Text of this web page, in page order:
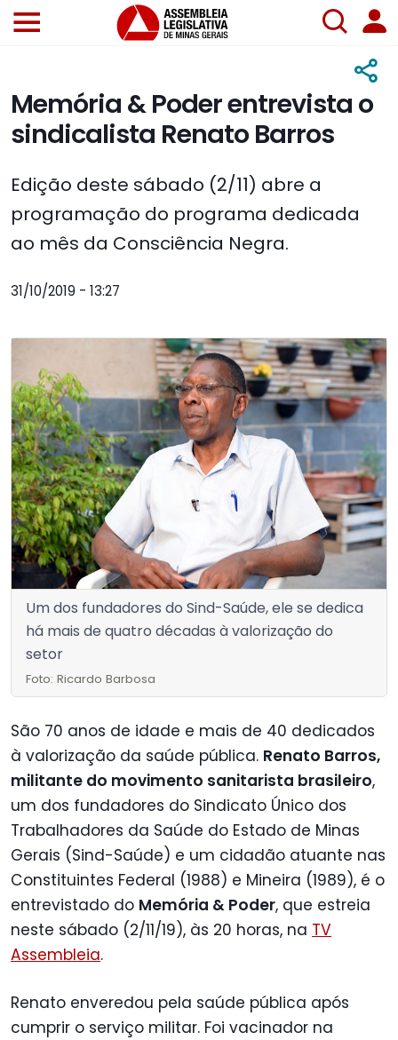
Memória & Poder entrevista o
sindicalista Renato Barros
Edição deste sábado (2/11) abre a
programação do programa dedicada
ao mês da Consciência Negra.
31/10/2019 - 13:27
Um dos fundadores do Sind-Saúde, ele se dedica
há mais de quatro décadas à valorização do
setor
Foto: Ricardo Barbosa
São 70 anos de idade e mais de 40 dedicados
à valorização da saúde pública. Renato Barros,
militante do movimento sanitarista brasileiro,
um dos fundadores do Sindicato Único dos
Trabalhadores da Saúde do Estado de Minas
Gerais (Sind-Saúde) e um cidadão atuante nas
Constituintes Federal (1988) e Mineira (1989), é o
entrevistado do Memória & Poder, que estreia
neste sábado (2/11/19), às 20 horas, na TV
Assembleia.
Renato enveredou pela saúde pública após
cumprir o serviço militar. Foi vacinador na